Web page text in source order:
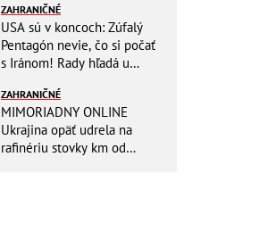
ZAHRANIČNÉ
USA sú v koncoch: Zúfalý
Pentagón nevie, čo si počať
s Iránom! Rady hľadá u
ZAHRANIČNÉ
MIMORIADNY ONLINE
Ukrajina opäť udrela na
rafinériu stovky km od